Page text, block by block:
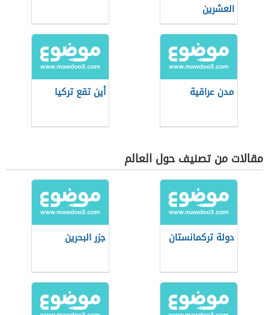
العشرين
مدن عراقية أين تقع تركيا
مقالات من تصنيف حول العالم
دولة تركمانستان جزر البحرين